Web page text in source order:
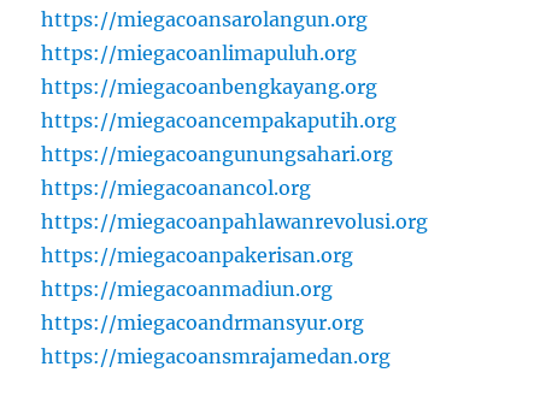
https://miegacoansarolangun.org
https://miegacoanlimapuluh.org
https://miegacoanbengkayang.org
https://miegacoancempakaputih.org
https://miegacoangunungsahari.org
https://miegacoanancol.org
https://miegacoanpahlawanrevolusi.org
https://miegacoanpakerisan.org
https://miegacoanmadiun.org
https://miegacoandrmansyur.org
https://miegacoansmrajamedan.org